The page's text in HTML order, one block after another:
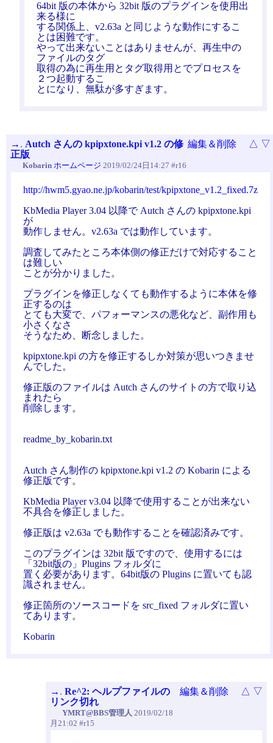
64bit 版の本体から 32bit 版のプラグインを使用出
来る様に
する関係上、v2.63a と同じような動作にするこ
とは困難です。
やって出来ないことはありませんが、再生中の
ファイルのタグ
取得の為に再生用とタグ取得用とでプロセスを
２つ起動するこ
とになり、無駄が多すぎます。
→ . Autch さんの kpipxtone.kpi v1.2 の修
正版
Kobarin ホームページ 2019/02/24日14:27 #r16
編集＆削除 △ ▽
http://hwm5.gyao.ne.jp/kobarin/test/kpipxtone_v1.2_fixed.7z
KbMedia Player 3.04 以降で Autch さんの kpipxtone.kpi
が
動作しません。v2.63a では動作しています。
調査してみたところ本体側の修正だけで対応すること
は難しい
ことが分かりました。
プラグインを修正しなくても動作するように本体を修
正するのは
とても大変で、パフォーマンスの悪化など、副作用も
小さくなさ
そうなため、断念しました。
kpipxtone.kpi の方を修正するしか対策が思いつきませ
んでした。
修正版のファイルは Autch さんのサイトの方で取り込
まれたら
削除します。
readme_by_kobarin.txt
Autch さん制作の kpipxtone.kpi v1.2 の Kobarin による
修正版です。
KbMedia Player v3.04 以降で使用することが出来ない
不具合を修正しました。
修正版は v2.63a でも動作することを確認済みです。
このプラグインは 32bit 版ですので、使用するには
「32bit版の」Plugins フォルダに
置く必要があります。64bit版の Plugins に置いても認
識されません。
修正箇所のソースコードを src_fixed フォルダに置い
てあります。
Kobarin
→ . Re^2: ヘルプファイルの
リンク切れ
YMRT@BBS管理人 2019/02/18
月21:02 #r15
編集＆削除 △ ▽